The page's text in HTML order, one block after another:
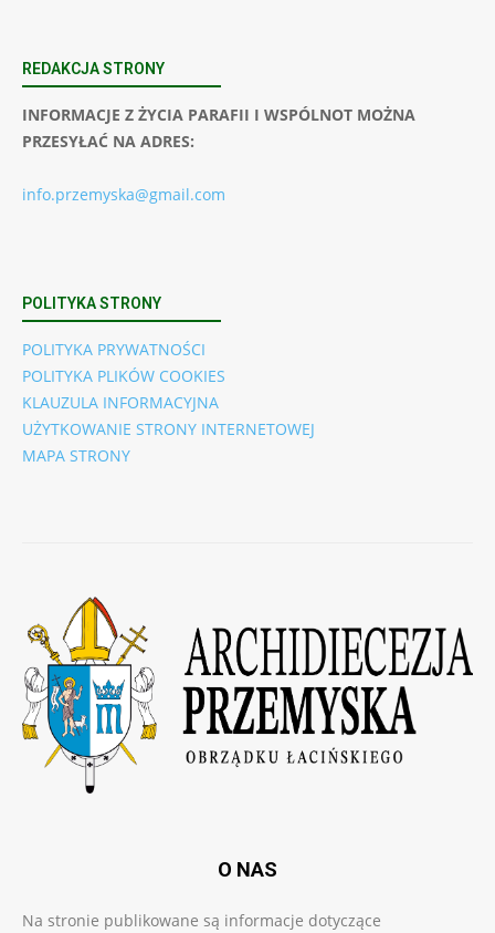
REDAKCJA STRONY
INFORMACJE Z ŻYCIA PARAFII I WSPÓLNOT MOŻNA
PRZESYŁAĆ NA ADRES:
info.przemyska@gmail.com
POLITYKA STRONY
POLITYKA PRYWATNOŚCI
POLITYKA PLIKÓW COOKIES
KLAUZULA INFORMACYJNA
UŻYTKOWANIE STRONY INTERNETOWEJ
MAPA STRONY
O NAS
Na stronie publikowane są informacje dotyczące